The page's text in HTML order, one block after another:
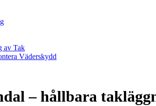
av Tak
Väderskydd
– hållbara